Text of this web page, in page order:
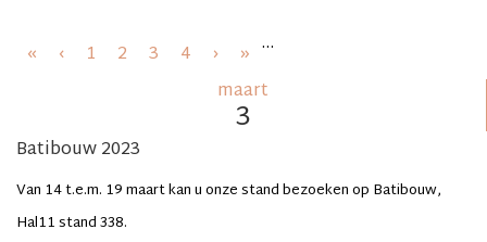
« ‹ 1 2 3 4 ...
›
»
maart
3
Batibouw 2023
Van 14 t.e.m. 19 maart kan u onze stand bezoeken op Batibouw,
Hal11 stand 338.